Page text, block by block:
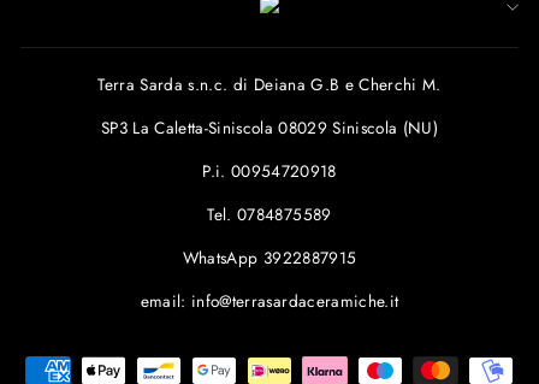
Terra Sarda s.n.c. di Deiana G.B e Cherchi M.
SP3 La Caletta-Siniscola 08029 Siniscola (NU)
P.i. 00954720918
Tel. 0784875589
WhatsApp 3922887915
email: info@terrasardaceramiche.it